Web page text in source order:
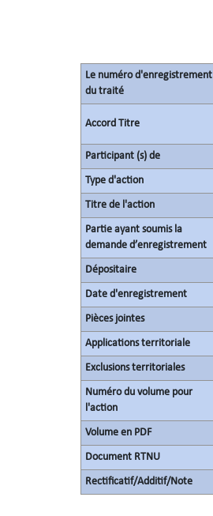
Le numéro d'enregistrement
du traité
Accord Titre
Participant (s) de
Type d'action
Titre de l'action
Partie ayant soumis la
demande d’enregistrement
Dépositaire
Date d'enregistrement
Pièces jointes
Applications territoriale
Exclusions territoriales
Numéro du volume pour
l'action
Volume en PDF
Document RTNU
Rectificatif/Additif/Note